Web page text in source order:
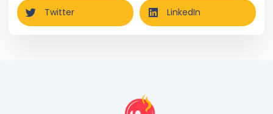
Twitter LinkedIn